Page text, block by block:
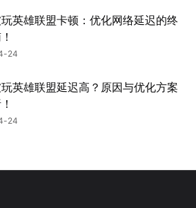
英雄联盟卡顿：优化网络延迟的终
24
英雄联盟延迟高？原因与优化方案
24